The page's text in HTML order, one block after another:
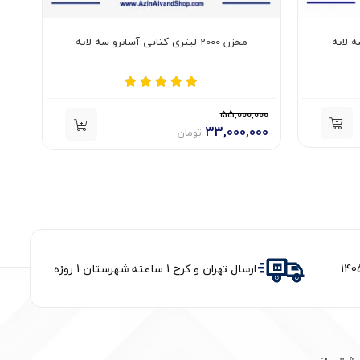
مخزن 2000 لیتری کتابی آسانرو سه لایه
55,000,000
33,000,000 تومان
ارسال تهران و کرج 1 ساعته شهرستان 1 روزه